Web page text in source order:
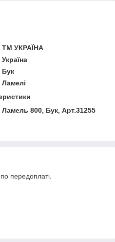
ТМ УКРАЇНА
Україна
Бук
Ламелі
Ламель 800, Бук, Арт.31255
передоплаті.